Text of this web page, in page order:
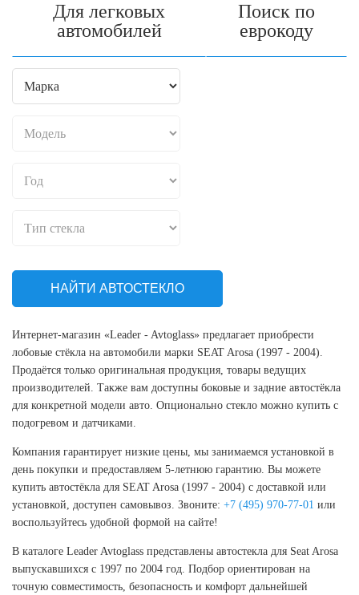
Для легковых
автомобилей
Поиск по
еврокоду
НАЙТИ АВТОСТЕКЛО
Интернет-магазин «Leader - Avtoglass» предлагает приобрести
лобовые стёкла на автомобили марки SEAT Arosa (1997 - 2004).
Продаётся только оригинальная продукция, товары ведущих
производителей. Также вам доступны боковые и задние автостёкла
для конкретной модели авто. Опционально стекло можно купить с
подогревом и датчиками.
Компания гарантирует низкие цены, мы занимаемся установкой в
день покупки и предоставляем 5-летнюю гарантию. Вы можете
купить автостёкла для SEAT Arosa (1997 - 2004) с доставкой или
установкой, доступен самовывоз. Звоните: +7 (495) 970-77-01 или
воспользуйтесь удобной формой на сайте!
В каталоге Leader Avtoglass представлены автостекла для Seat Arosa
выпускавшихся с 1997 по 2004 год. Подбор ориентирован на
точную совместимость, безопасность и комфорт дальнейшей